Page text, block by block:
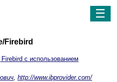
☰
Firebird
с использованием
, http://www.ibprovider.com/